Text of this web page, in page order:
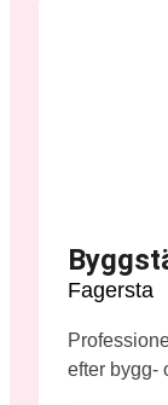
Fagersta
efter bygg-